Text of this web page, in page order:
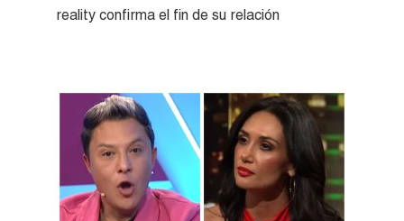
reality confirma el fin de su relación